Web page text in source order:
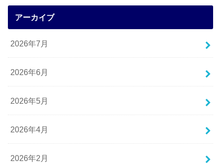
アーカイブ
2026年7月
2026年6月
2026年5月
2026年4月
2026年2月